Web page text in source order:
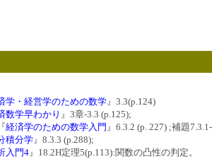
学・経営学のための数学』3.3(p.124)
数学早わかり 』3章-3.3 (p.125);
経済学のための数学入門 』6.3.2 (p. 227) ;補題
積分学』8.3.3 (p.288);
入門4』18.2H定理5(p.113):関数の凸性の判定。